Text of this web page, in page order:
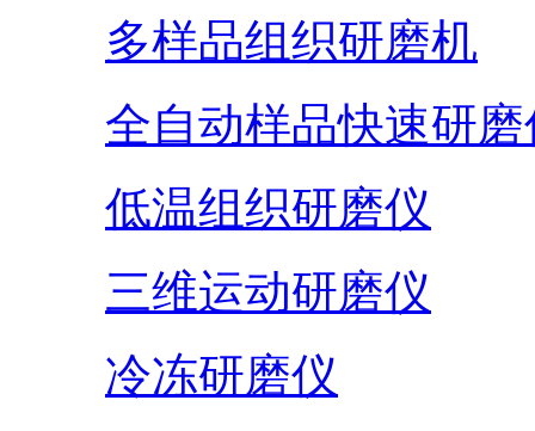
多样品组织研磨机
全自动样品快速研磨
低温组织研磨仪
三维运动研磨仪
冷冻研磨仪